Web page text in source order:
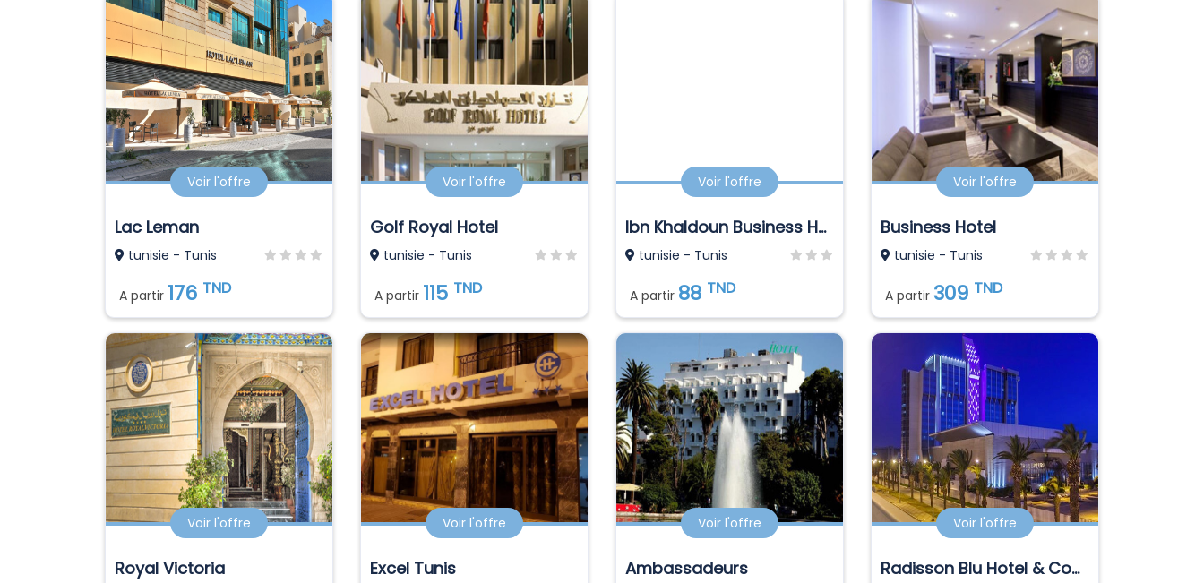
Voir l'offre
Lac Leman
tunisie - Tunis
A partir 176 TND
Voir l'offre
Golf Royal Hotel
tunisie - Tunis
A partir 115 TND
Voir l'offre
Ibn Khaldoun Business Hotel
tunisie - Tunis
A partir 88 TND
Voir l'offre
Business Hotel
tunisie - Tunis
A partir 309 TND
Voir l'offre
Royal Victoria
Voir l'offre
Excel Tunis
Voir l'offre
Ambassadeurs
Voir l'offre
Radisson Blu Hotel & Convention Center (ex Laico Tunis)